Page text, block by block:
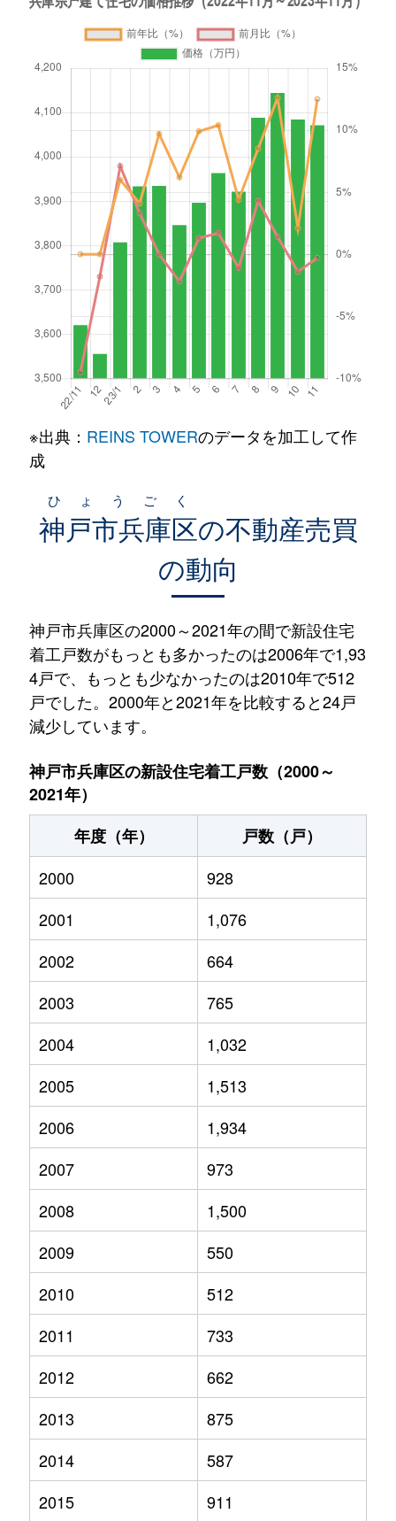
※出典： REINS TOWERのデータを加工して作
成
神戸市兵庫区
ひょうごく
の不動産売買
の動向
神戸市兵庫区の2000～2021年の間で新設住宅
着工戸数がもっとも多かったのは2006年で1,93
4戸で、もっとも少なかったのは2010年で512
戸でした。2000年と2021年を比較すると24戸
減少しています。
神戸市兵庫区の新設住宅着工戸数（2000～
2021年）
年度（年）
戸数（戸）
2000
928
2001
1,076
2002
664
2003
765
2004
1,032
2005
1,513
2006
1,934
2007
973
2008
1,500
2009
550
2010
512
2011
733
2012
662
2013
875
2014
587
2015
911